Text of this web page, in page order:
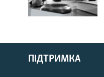
Русский
QırımtatarПІДТРИМКА